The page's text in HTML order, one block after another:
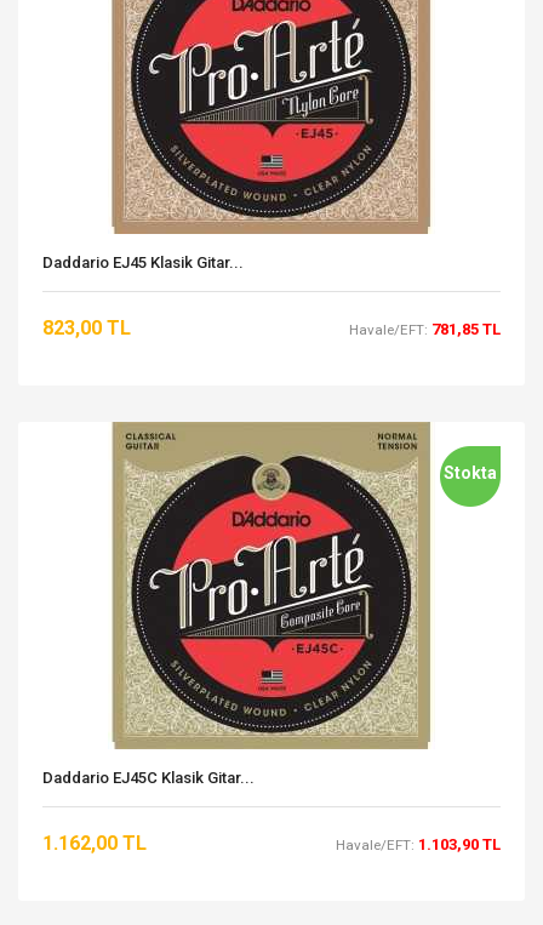
Daddario EJ45 Klasik Gitar...
823,00 TL Havale/EFT: 781,85 TL
Stokta
Daddario EJ45C Klasik Gitar...
1.162,00 TL Havale/EFT: 1.103,90 TL